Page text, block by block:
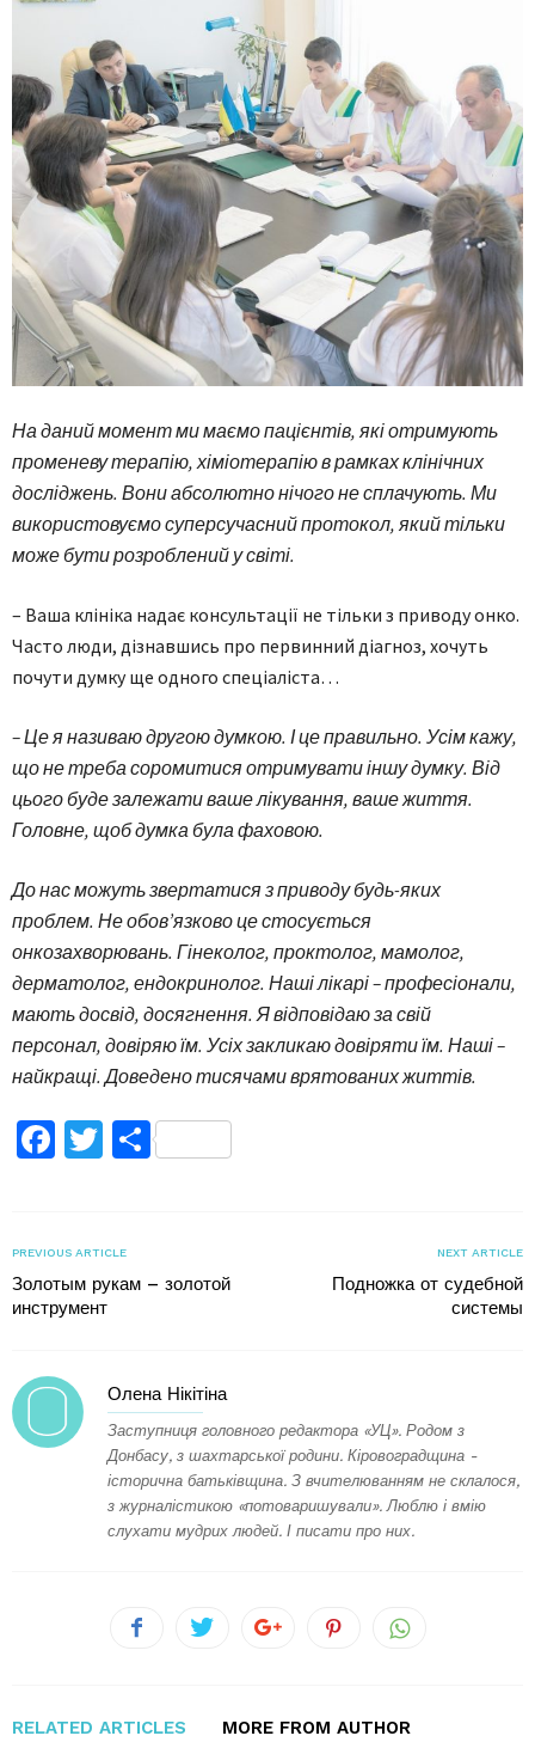
На даний момент ми маємо пацієнтів, які отримують
променеву терапію, хіміотерапію в рамках клінічних
досліджень. Вони абсолютно нічого не сплачують. Ми
використовуємо суперсучасний протокол, який тільки
може бути розроблений у світі.
– Ваша клініка надає консультації не тільки з приводу онко.
Часто люди, дізнавшись про первинний діагноз, хочуть
почути думку ще одного спеціаліста…
– Це я називаю другою думкою. І це правильно. Усім кажу,
що не треба соромитися отримувати іншу думку. Від
цього буде залежати ваше лікування, ваше життя.
Головне, щоб думка була фаховою.
До нас можуть звертатися з приводу будь-яких
проблем. Не обов’язково це стосується
онкозахворювань. Гінеколог, проктолог, мамолог,
дерматолог, ендокринолог. Наші лікарі – професіонали,
мають досвід, досягнення. Я відповідаю за свій
персонал, довіряю їм. Усіх закликаю довіряти їм. Наші –
найкращі. Доведено тисячами врятованих життів.
Facebook
TwitterПоділитися
PREVIOUS ARTICLE
Золотым рукам – золотой
инструмент
NEXT ARTICLE
Подножка от судебной
системы
Олена Нікітіна
Заступниця головного редактора «УЦ». Родом з
Донбасу, з шахтарської родини. Кіровоградщина -
історична батьківщина. З вчителюванням не склалося,
з журналістикою «потоваришували». Люблю і вмію
слухати мудрих людей. І писати про них.
RELATED ARTICLES MORE FROM AUTHOR